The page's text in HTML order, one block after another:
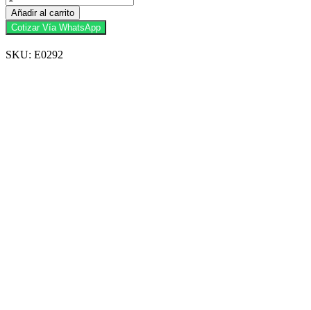
Añadir al carrito
Cotizar Vía WhatsApp
SKU: E0292